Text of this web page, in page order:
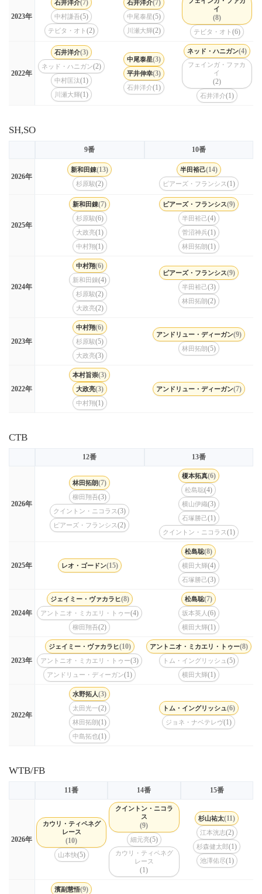
2023年
石井洋介(7)
中村謙吾(5)
テビタ・オト(2)
石井洋介(7)
中尾泰星(5)
川瀬大輝(2)
イ
(8)
テビタ・オト (6)
2022年
石井洋介(3)
ネッド・ハニガン(2)
中村匡汰(1)
川瀬大輝(1)
中尾泰星(3)
平井伸幸(3)
石井洋介(1)
ネッド・ハニガン(4)
フェインガ・ファカ
イ
(2)
石井洋介(1)
SH,SO
9番 10番
2026年
新和田錬(13)
杉原駿(2)
半田裕己(14)
ピアーズ・フランシス(1)
2025年
新和田錬(7)
杉原駿(6)
大政亮(1)
中村翔(1)
ピアーズ・フランシス(9)
半田裕己(4)
菅沼神兵(1)
林田拓朗(1)
2024年
中村翔(6)
新和田錬(4)
杉原駿(2)
大政亮(2)
ピアーズ・フランシス(9)
半田裕己(3)
林田拓朗(2)
2023年
中村翔(6)
杉原駿(5)
大政亮(3)
アンドリュー・ディーガン(9)
林田拓朗(5)
2022年
本村旨崇(3)
大政亮(3)
中村翔(1)
アンドリュー・ディーガン(7)
CTB
12番 13番
2026年
林田拓朗(7)
柳田翔吾(3)
クイントン・ニコラス(3)
ピアーズ・フランシス(2)
榎本拓真(6)
松島聡(4)
横山伊織(3)
石塚勝己(1)
クイントン・ニコラス(1)
2025年 レオ・ゴードン(15)
松島聡(8)
横田大輝(4)
石塚勝己(3)
2024年
ジェイミー・ヴァカラヒ(8)
アントニオ・ミカエリ・トゥー(4)
柳田翔吾(2)
松島聡(7)
坂本英人 (6)
横田大輝(1)
2023年
ジェイミー・ヴァカラヒ(10)
アントニオ・ミカエリ・トゥー(3)
アンドリュー・ディーガン(1)
アントニオ・ミカエリ・トゥー(8)
トム・イングリッシュ (5)
横田大輝(1)
2022年
水野拓人(3)
太田光一(2)
林田拓朗(1)
中島拓也(1)
トム・イングリッシュ (6)
ジョネ・ナベテレヴ(1)
WTB/FB
11番 14番 15番
2026年
カウリ・ティペネグ
レース
(10)
山本快(5)
クイントン・ニコラ
ス
(9)
細元亮(5)
カウリ・ティペネグ
レース
(1)
杉山祐太(11)
江本洸志(2)
杉森健太郎(1)
池澤佑尽(1)
濱副慧悟(9)